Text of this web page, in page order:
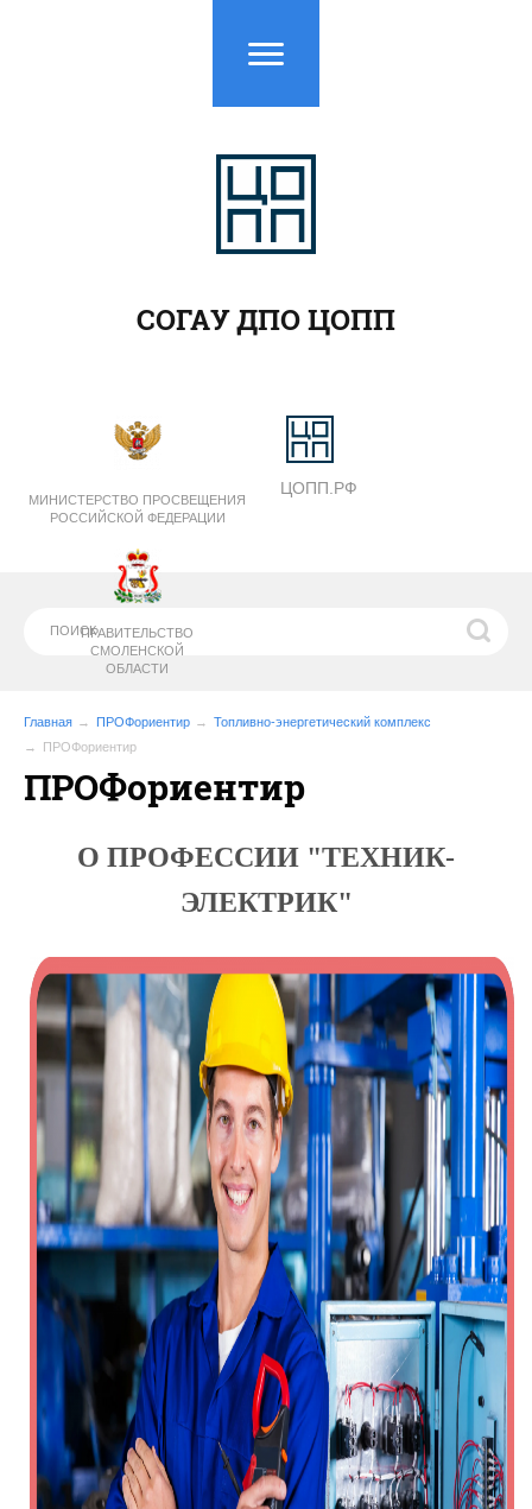
МИНИСТЕРСТВО ПРОСВЕЩЕНИЯ
РОССИЙСКОЙ ФЕДЕРАЦИИ
ПРАВИТЕЛЬСТВО
СМОЛЕНСКОЙ
ОБЛАСТИ
МИНИСТЕРСТВООБРАЗОВАНИЯ И
НАУКИ СМОЛЕНСКОЙ ОБЛАСТИ
ЦОПП.РФ
СОГАУ ДПО ЦОПП
Главная ПРОФориентир
Топливно-энергетический комплекс
ПРОФориентир
ПРОФориентир
О ПРОФЕССИИ "ТЕХНИК-
ЭЛЕКТРИК"